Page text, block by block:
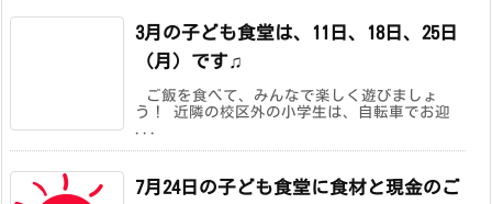
3月の子ども食堂は、11日、18日、25日
（月）です♫
ご飯を食べて、みんなで楽しく遊びましょ
う！ 近隣の校区外の小学生は、自転車でお迎
7月24日の子ども食堂に食材と現金のご